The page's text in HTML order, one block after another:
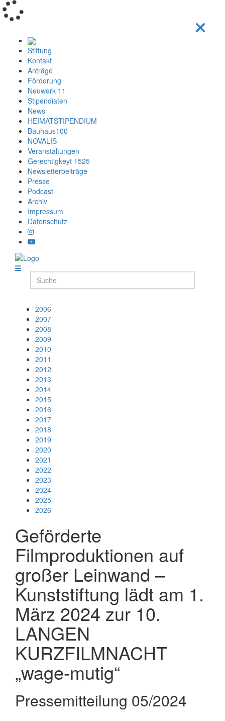
Stiftung
Kontakt
Anträge
Förderung
Neuwerk 11
Stipendiaten
News
HEIMATSTIPENDIUM
Bauhaus100
NOVALIS
Veranstaltungen
Gerechtigkeyt 1525
Newsletterbeiträge
Presse
Podcast
Archiv
Impressum
Datenschutz
2006
2007
2008
2009
2010
2011
2012
2013
2014
2015
2016
2017
2018
2019
2020
2021
2022
2023
2024
2025
2026
Geförderte
Filmproduktionen auf
großer Leinwand –
Kunststiftung lädt am 1.
März 2024 zur 10.
LANGEN
KURZFILMNACHT
„wage-mutig“
Pressemitteilung 05/2024